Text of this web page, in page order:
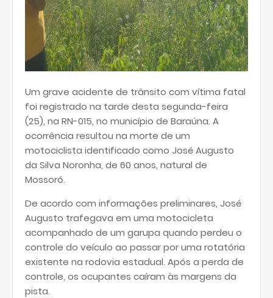
Um grave acidente de trânsito com vítima fatal
foi registrado na tarde desta segunda-feira
(25), na RN-015, no município de Baraúna. A
ocorrência resultou na morte de um
motociclista identificado como José Augusto
da Silva Noronha, de 60 anos, natural de
Mossoró.
De acordo com informações preliminares, José
Augusto trafegava em uma motocicleta
acompanhado de um garupa quando perdeu o
controle do veículo ao passar por uma rotatória
existente na rodovia estadual. Após a perda de
controle, os ocupantes caíram às margens da
pista.